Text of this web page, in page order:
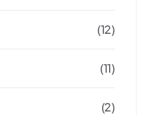
(12)
(11)
(2)